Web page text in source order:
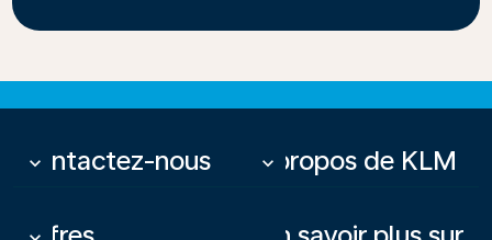
Contactez-nous
keyboard_arrow_down À propos de KLM
keyboard_arrow_down